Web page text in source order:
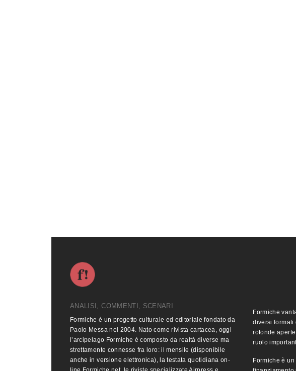
ANALISI, COMMENTI, SCENARI
Formiche è un progetto culturale ed editoriale fondato da
Paolo Messa nel 2004. Nato come rivista cartacea, oggi
l’arcipelago Formiche è composto da realtà diverse ma
strettamente connesse fra loro: il mensile (disponibile
anche in versione elettronica), la testata quotidiana on-
Formiche
diversi formati
rotonde
ruolo
Formiche è